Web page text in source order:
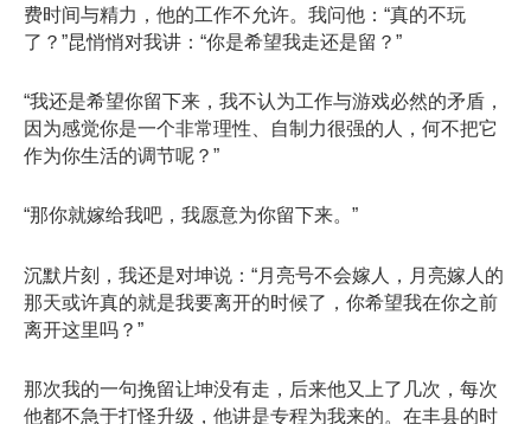
费时间与精力，他的工作不允许。我问他：“真的不玩
了？”昆悄悄对我讲：“你是希望我走还是留？”
“我还是希望你留下来，我不认为工作与游戏必然的矛盾，
因为感觉你是一个非常理性、自制力很强的人，何不把它
作为你生活的调节呢？”
“那你就嫁给我吧，我愿意为你留下来。”
沉默片刻，我还是对坤说：“月亮号不会嫁人，月亮嫁人的
那天或许真的就是我要离开的时候了，你希望我在你之前
离开这里吗？”
那次我的一句挽留让坤没有走，后来他又上了几次，每次
他都不急于打怪升级，他讲是专程为我来的。在丰县的时